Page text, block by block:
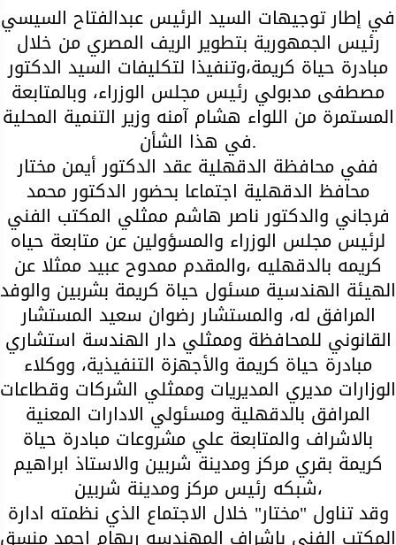
في إطار توجيهات السيد الرئيس عبدالفتاح السيسي
رئيس الجمهورية بتطوير الريف المصري من خلال
مبادرة حياة كريمة،وتنفيذا لتكليفات السيد الدكتور
مصطفى مدبولي رئيس مجلس الوزراء، وبالمتابعة
المستمرة من اللواء هشام آمنه وزير التنمية المحلية
في هذا الشأن.
ففي محافظة الدقهلية عقد الدكتور أيمن مختار
محافظ الدقهلية اجتماعا بحضور الدكتور محمد
فرجاني والدكتور ناصر هاشم ممثلي المكتب الفني
لرئيس مجلس الوزراء والمسؤولين عن متابعة حياه
كريمه بالدقهليه ،والمقدم ممدوح عبيد ممثلا عن
الهيئة الهندسية مسئول حياة كريمة بشربين والوفد
المرافق له، والمستشار رضوان سعيد المستشار
القانوني للمحافظة وممثلي دار الهندسة استشاري
مبادرة حياة كريمة والأجهزة التنفيذية، ووكلاء
الوزارات مديري المديريات وممثلي الشركات وقطاعات
المرافق بالدقهلية ومسئولي الادارات المعنية
بالاشراف والمتابعة علي مشروعات مبادرة حياة
كريمة بقري مركز ومدينة شربين والاستاذ ابراهيم
شبكه رئيس مركز ومدينة شربين،
وقد تناول "مختار" خلال الاجتماع الذي نظمته ادارة
المكتب الفني باشراف المهندسه ريهام احمد منسق